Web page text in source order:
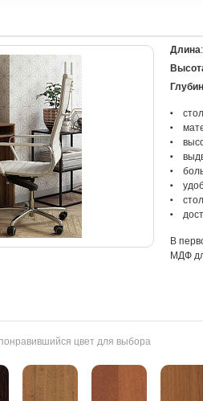
Длина
В
МДФ
цвет для выбора